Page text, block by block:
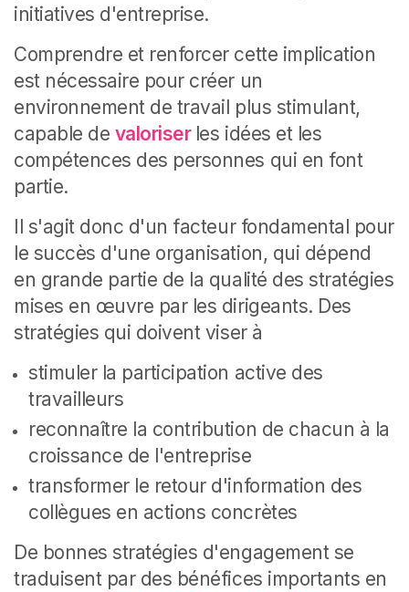
initiatives d'entreprise.
Comprendre et renforcer cette implication
est nécessaire pour créer un
environnement de travail plus stimulant,
capable de valoriser les idées et les
compétences des personnes qui en font
partie.
Il s'agit donc d'un facteur fondamental pour
le succès d'une organisation, qui dépend
en grande partie de la qualité des stratégies
mises en œuvre par les dirigeants. Des
stratégies qui doivent viser à
stimuler la participation active des
travailleurs
reconnaître la contribution de chacun à la
croissance de l'entreprise
transformer le retour d'information des
collègues en actions concrètes
De bonnes stratégies d'engagement se
traduisent par des bénéfices importants en